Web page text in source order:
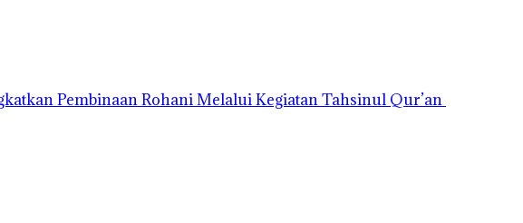
Pembinaan Rohani Melalui Kegiatan Tahsinul Qur’an